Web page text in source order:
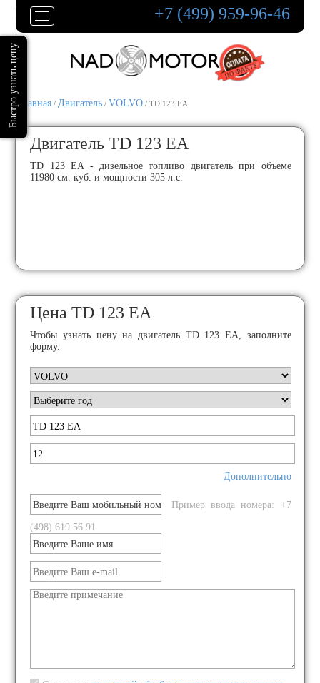
+7 (499) 959-96-46
Главная / Двигатель / VOLVO / TD 123 EA
Двигатель TD 123 EA
TD 123 EA - дизельное топливо двигатель при объеме
11980 см. куб. и мощности 305 л.с.
Цена TD 123 EA
Чтобы узнать цену на двигатель TD 123 EA, заполните
форму.
Дополнительно
Пример ввода номера: +7
(498) 619 56 91